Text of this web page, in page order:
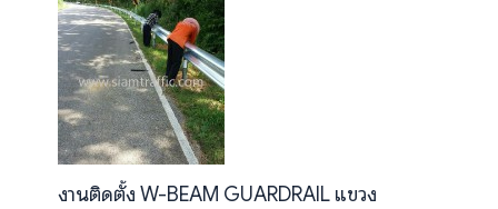
งานติดตั้ง W-BEAM GUARDRAIL แขวง